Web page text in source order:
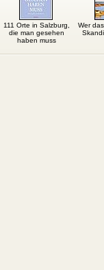
111 Orte in Salzburg,
die man gesehen
haben muss
Wer